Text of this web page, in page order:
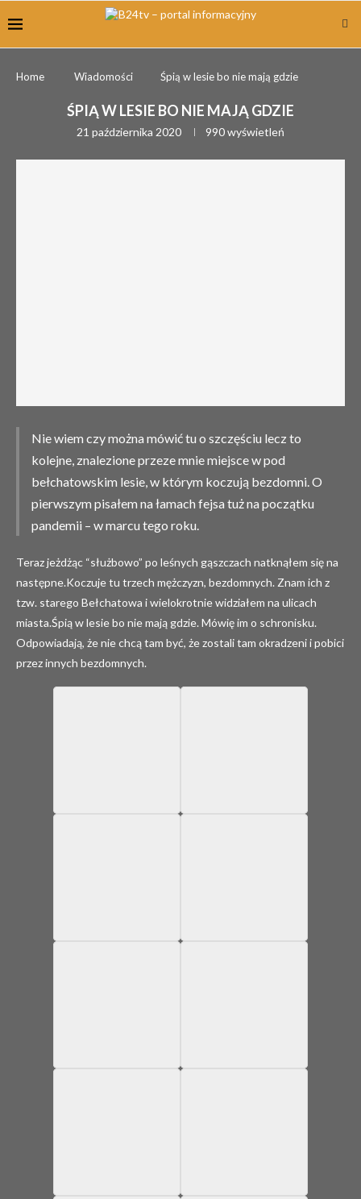
Home Wiadomości Śpią w lesie bo nie mają gdzie
ŚPIĄ W LESIE BO NIE MAJĄ GDZIE
21 października 2020 990wyświetleń
Nie wiem czy można mówić tu o szczęściu lecz to
kolejne, znalezione przeze mnie miejsce w pod
bełchatowskim lesie, w którym koczują bezdomni. O
pierwszym pisałem na łamach fejsa tuż na początku
pandemii – w marcu tego roku.
Teraz jeżdżąc “służbowo” po leśnych gąszczach natknąłem się na
następne.Koczuje tu trzech mężczyzn, bezdomnych. Znam ich z
tzw. starego Bełchatowa i wielokrotnie widziałem na ulicach
miasta.Śpią w lesie bo nie mają gdzie. Mówię im o schronisku.
Odpowiadają, że nie chcą tam być, że zostali tam okradzeni i pobici
przez innych bezdomnych.